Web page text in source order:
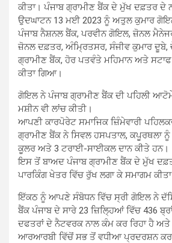
ਕੀਤਾ। ਪੰਜਾਬ ਗ੍ਰਾਮੀਣ ਬੈਂਕ ਦੇ ਮੁੱਖ ਦਫ਼ਤਰ ਦੇ
ਉਦਘਾਟਨ 13 ਮਈ 2023 ਨੂੰ ਅਤੁਲ ਕੁਮਾਰ
ਪੰਜਾਬ ਨੈਸ਼ਨਲ ਬੈਂਕ, ਪਰਵੀਨ ਗੋਇਲ, ਜ਼ੋਨਲ
ਜ਼ੋਨਲ ਦਫ਼ਤਰ, ਅੰਮ੍ਰਿਤਸਰ, ਸੰਜੀਵ ਕੁਮਾਰ ਦੂਬੇ,
ਗ੍ਰਾਮੀਣ ਬੈਂਕ, ਹੋਰ ਪਤਵੰਤੇ ਮਹਿਮਾਨ ਅਤੇ
ਕੀਤਾ ਗਿਆ।
ਗੋਇਲ ਨੇ ਪੰਜਾਬ ਗ੍ਰਾਮੀਣ ਬੈਂਕ ਦੀ ਪਹਿਲੀ
ਮਸ਼ੀਨ ਵੀ ਲਾਂਚ ਕੀਤੀ।
ਆਪਣੀ ਕਾਰਪੋਰੇਟ ਸਮਾਜਿਕ ਜ਼ਿੰਮੇਵਾਰੀ
ਗ੍ਰਾਮੀਣ ਬੈਂਕ ਨੇ ਸਿਵਲ ਹਸਪਤਾਲ, ਕਪੂਰਥਲਾ
ਕੂਲਰ ਅਤੇ 3 ਟਰਾਈ-ਸਾਈਕਲ ਦਾਨ ਕੀਤੇ ਹਨ।
ਇਸ ਤੋਂ ਬਾਅਦ ਪੰਜਾਬ ਗ੍ਰਾਮੀਣ ਬੈਂਕ ਦੇ ਮੁੱਖ
ਪਾਰਕਿੰਗ ਖੇਤਰ ਵਿੱਚ ਰੁੱਖ ਲਗਾ ਕੇ ਸਮਾਗਮ
ਇੱਕਠ ਨੂੰ ਆਪਣੇ ਸੰਬੋਧਨ ਵਿੱਚ ਸ੍ਰੀ ਗੋਇਲ ਨੇ
ਬੈਂਕ ਪੰਜਾਬ ਦੇ ਸਾਰੇ 23 ਜ਼ਿਲ੍ਹਿਆਂ ਵਿੱਚ 436
ਦਫਤਰਾਂ ਦੇ ਨੈਟਵਰਕ ਨਾਲ ਕੰਮ ਕਰ ਰਿਹਾ ਹੈ
ਆਰਆਰਬੀ ਵਿੱਚੋਂ ਸਭ ਤੋਂ ਵਧੀਆ ਪ੍ਰਦਰਸ਼ਨ